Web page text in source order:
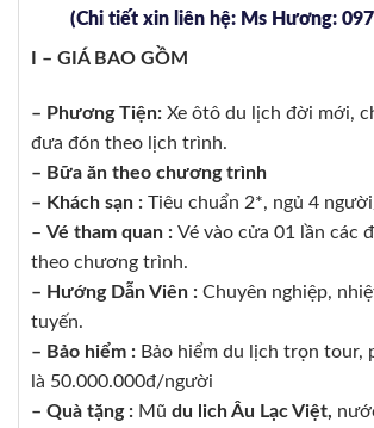
(Chi tiết xin liên hệ: Ms Hương:
I – GIÁ BAO GỒM
– Phương Tiện: Xe ôtô du lịch đời mới,
đưa đón theo lịch trình.
– Bữa ăn theo chương trình
– Khách sạn : Tiêu chuẩn 2*, ngủ 4
– Vé tham quan : Vé vào cửa 01 lần các
theo chương trình.
– Hướng Dẫn Viên : Chuyên nghiệp,
tuyến.
– Bảo hiểm : Bảo hiểm du lịch trọn tour,
là 50.000.000đ/người
– Quà tặng : Mũ du lich Âu Lạc Việt,